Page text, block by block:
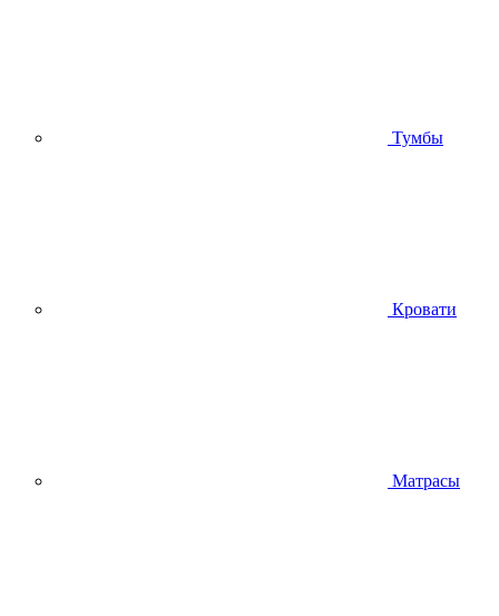
Тумбы
Кровати
Матрасы